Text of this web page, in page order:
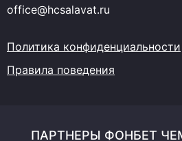
office@hcsalavat.ru
Политика конфиденциальности
Правила поведения
ПАРТНЕРЫ ФОНБЕТ